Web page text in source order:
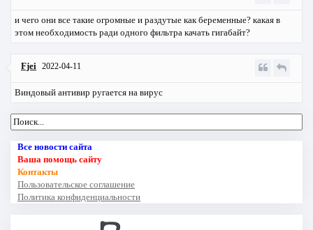
и чего они все такие огромные и раздутые как беременные? какая в
этом необходимость ради одного фильтра качать гигабайт?
Fjei 2022-04-11
Виндовый антивир ругается на вирус
Все новости сайта
Ваша помощь сайту
Контакты
Пользовательское соглашение
Политика конфиденциальности